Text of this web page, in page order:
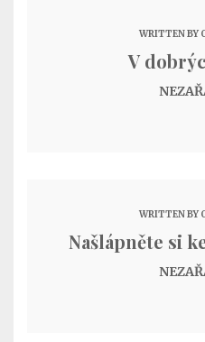
WRITTEN BY
V
WRITTEN BY
Našlápněte si